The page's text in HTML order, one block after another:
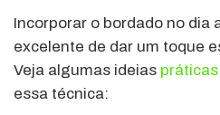
Incorporar o bordado no dia
excelente de dar um toque
Veja algumas ideias práticas
essa técnica: